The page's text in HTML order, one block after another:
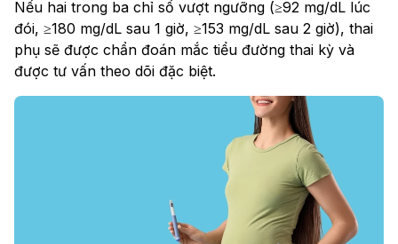
Nếu hai trong ba chỉ số vượt ngưỡng (≥92 mg/dL lúc
đói, ≥180 mg/dL sau 1 giờ, ≥153 mg/dL sau 2 giờ), thai
phụ sẽ được chẩn đoán mắc tiểu đường thai kỳ và
được tư vấn theo dõi đặc biệt.